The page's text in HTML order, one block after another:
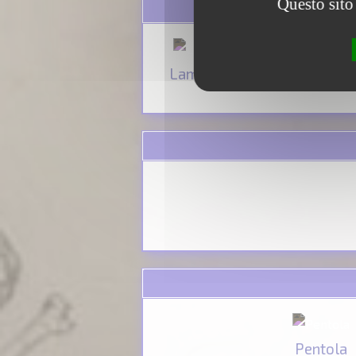
Lama d'ossidiana
Pentola
Questo